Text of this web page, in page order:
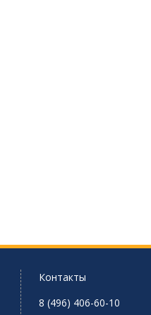
Контакты
8 (496) 406-60-10